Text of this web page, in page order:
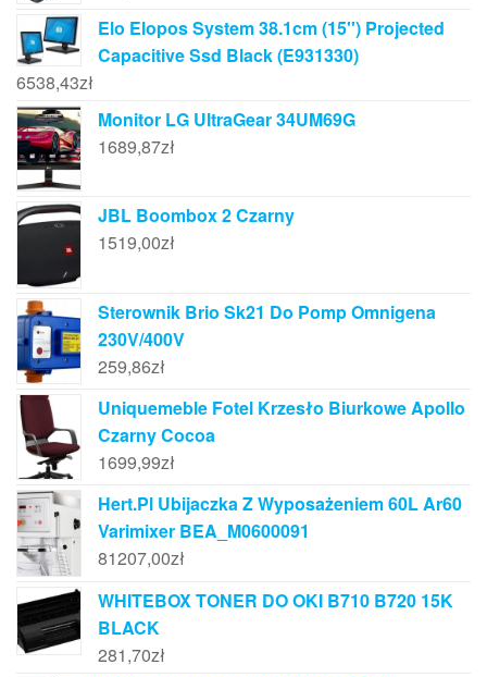
Elo Elopos System 38.1cm (15'') Projected
Capacitive Ssd Black (E931330)
6538,43zł
Monitor LG UltraGear 34UM69G
1689,87zł
JBL Boombox 2 Czarny
1519,00zł
Sterownik Brio Sk21 Do Pomp Omnigena
230V/400V
259,86zł
Uniquemeble Fotel Krzesło Biurkowe Apollo
Czarny Cocoa
1699,99zł
Hert.Pl Ubijaczka Z Wyposażeniem 60L Ar60
Varimixer BEA_M0600091
81207,00zł
WHITEBOX TONER DO OKI B710 B720 15K
BLACK
281,70zł